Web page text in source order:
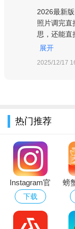
Snapchat
Pinterest
2026最新
照片调完直
思，还能直
方便，每
展开
2025/12/17
热门推荐
Instagram官
方下载安卓安
版
下载
螃
账
官